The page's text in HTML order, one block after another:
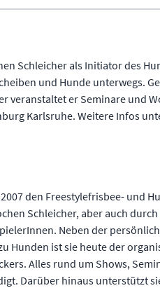
Schleicher als Initiator des
und Hunde unterwegs.
veranstaltet er Seminare und
Karlsruhe. Weitere Infos
den Freestylefrisbee- und
Schleicher, aber auch
Neben der
Hunden ist sie heute der
Alles rund um Shows,
Darüber hinaus unterstützt